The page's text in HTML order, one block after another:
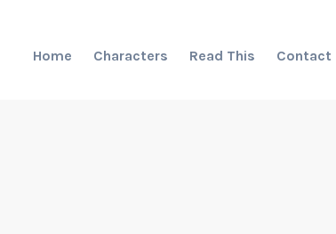
Home Characters Read This Contact